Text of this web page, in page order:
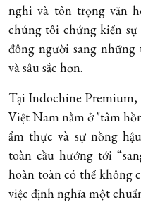
nghi và tôn trọng văn
chúng tôi chứng kiến
đông người sang
và sâu sắc hơn.
Tại Indochine Premium,
Việt Nam nằm ở "tâm
ẩm thực và sự nồng
toàn cầu hướng tới
hoàn toàn có thể không
việc định nghĩa một